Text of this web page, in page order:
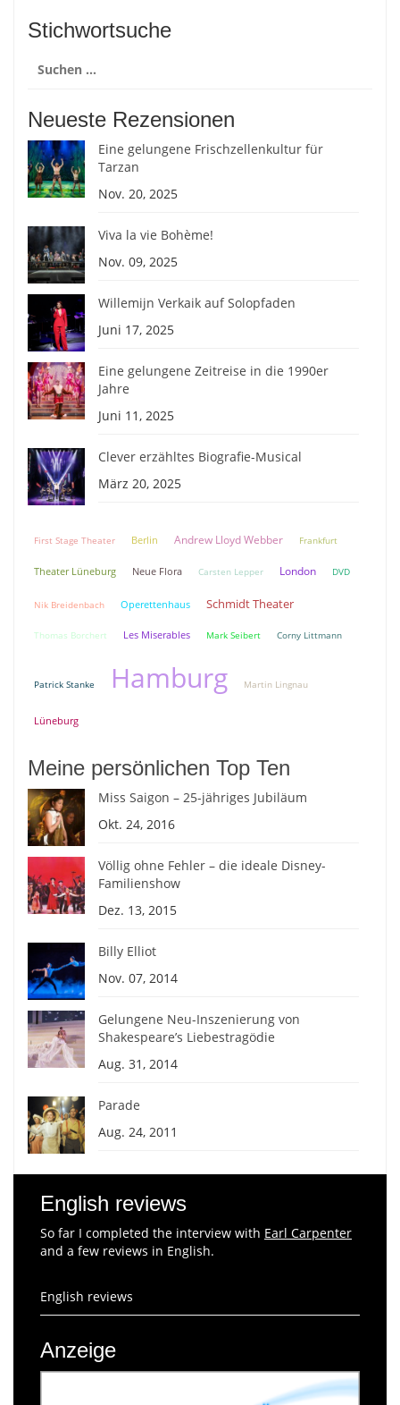
Stichwortsuche
nach:
Neueste Rezensionen
Eine gelungene Frischzellenkultur für
Tarzan
Nov. 20, 2025
Viva la vie Bohème!
Nov. 09, 2025
Willemijn Verkaik auf Solopfaden
Juni 17, 2025
Eine gelungene Zeitreise in die 1990er
Jahre
Juni 11, 2025
Clever erzähltes Biografie-Musical
März 20, 2025
First Stage Theater Berlin Andrew Lloyd Webber Frankfurt
Theater Lüneburg Neue Flora Carsten Lepper London DVD
Nik Breidenbach Operettenhaus Schmidt Theater
Thomas Borchert Les Miserables Mark Seibert Corny Littmann
Patrick Stanke Hamburg Martin Lingnau
Lüneburg
Meine persönlichen Top Ten
Miss Saigon – 25-jähriges Jubiläum
Okt. 24, 2016
Völlig ohne Fehler – die ideale Disney-
Familienshow
Dez. 13, 2015
Billy Elliot
Nov. 07, 2014
Gelungene Neu-Inszenierung von
Shakespeare’s Liebestragödie
Aug. 31, 2014
Parade
Aug. 24, 2011
English reviews
So far I completed the interview with Earl Carpenter
and a few reviews in English.
English reviews
Anzeige